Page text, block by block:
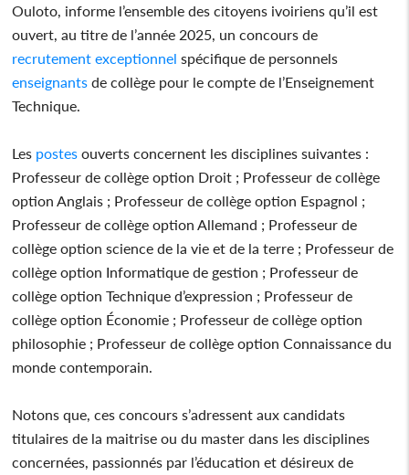
Ouloto, informe l’ensemble des citoyens ivoiriens qu’il est
ouvert, au titre de l’année 2025, un concours de
recrutement exceptionnel spécifique de personnels
enseignants de collège pour le compte de l’Enseignement
Technique.
Les postes ouverts concernent les disciplines suivantes :
Professeur de collège option Droit ; Professeur de collège
option Anglais ; Professeur de collège option Espagnol ;
Professeur de collège option Allemand ; Professeur de
collège option science de la vie et de la terre ; Professeur de
collège option Informatique de gestion ; Professeur de
collège option Technique d’expression ; Professeur de
collège option Économie ; Professeur de collège option
philosophie ; Professeur de collège option Connaissance du
monde contemporain.
Notons que, ces concours s’adressent aux candidats
titulaires de la maitrise ou du master dans les disciplines
concernées, passionnés par l’éducation et désireux de